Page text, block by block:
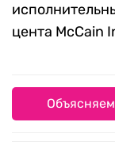
цента McCain